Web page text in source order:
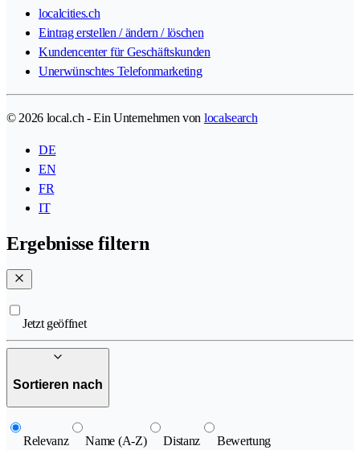
localcities.ch
Eintrag erstellen / ändern / löschen
Kundencenter für Geschäftskunden
Unerwünschtes Telefonmarketing
© 2026 local.ch - Ein Unternehmen von localsearch
DE
EN
FR
IT
Ergebnisse filtern
Jetzt geöffnet
Sortieren nach
Relevanz Name (A-Z) Distanz Bewertung